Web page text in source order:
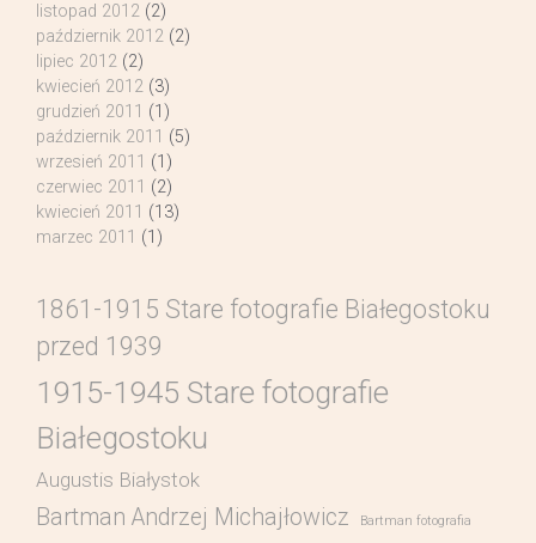
listopad 2012 (2)
październik 2012 (2)
lipiec 2012 (2)
kwiecień 2012 (3)
grudzień 2011 (1)
październik 2011 (5)
wrzesień 2011 (1)
czerwiec 2011 (2)
kwiecień 2011 (13)
marzec 2011 (1)
1861-1915 Stare fotografie Białegostoku
przed 1939
1915-1945 Stare fotografie
Białegostoku
Augustis Białystok
Bartman Andrzej Michajłowicz Bartman fotografia